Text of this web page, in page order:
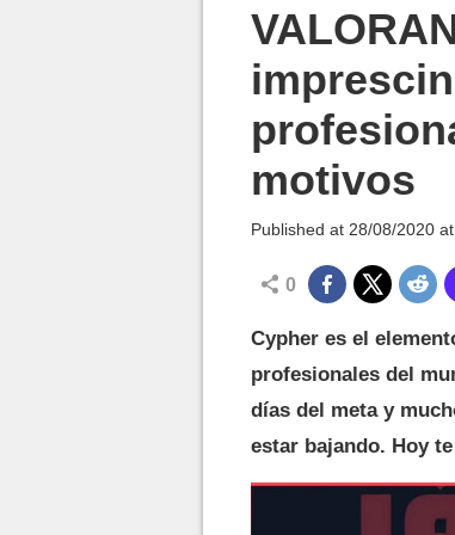
motivos
Published at 28/08/2020
0
Cypher es el
profesionales del
días del meta y
estar bajando. Hoy